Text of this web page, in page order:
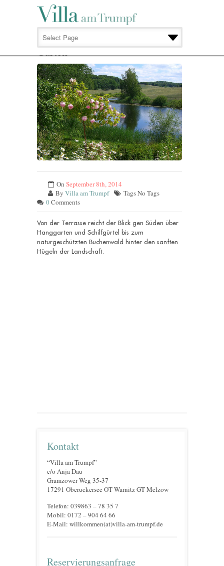
GARTEN
Garten
OnSeptember 8th, 2014
ByVilla am Trumpf
Tags No Tags
0Comments
Von der Terrasse reicht der Blick gen Süden über
Hanggarten und Schilfgürtel bis zum
naturgeschützten Buchenwald hinter den sanften
Hügeln der Landschaft.
Kontakt
“Villa am Trumpf”
c/o Anja Dau
Gramzower Weg 35-37
17291 Oberuckersee OT Warnitz GT Melzow
Telefon: 039863 – 78 35 7
Mobil: 0172 – 904 64 66
E-Mail: willkommen(at)villa-am-trumpf.de
Reservierungsanfrage